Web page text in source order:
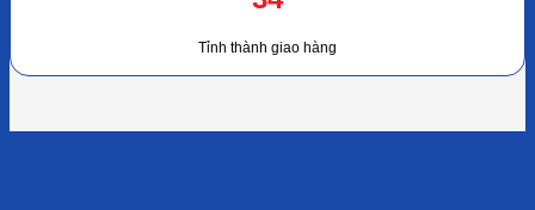
Tỉnh thành giao hàng